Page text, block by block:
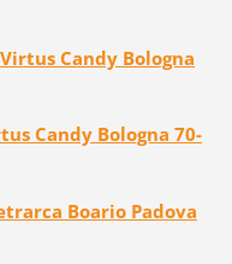
Candy Bologna
Candy Bologna 70-
Boario Padova